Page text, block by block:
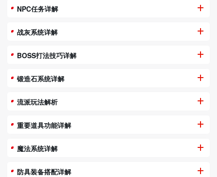
NPC任务详解
战灰系统详解
BOSS打法技巧详解
锻造石系统详解
流派玩法解析
重要道具功能详解
魔法系统详解
防具装备搭配详解